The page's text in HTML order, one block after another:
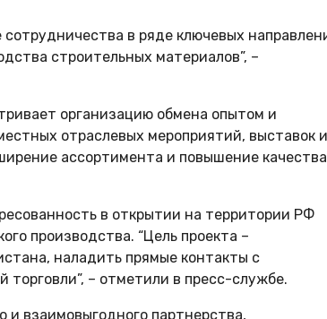
в ряде ключевых
строительных материалов”, –
организацию обмена опытом и
отраслевых мероприятий, выставок и
ассортимента и повышение качества
в открытии на территории РФ
производства. “Цель проекта –
наладить прямые контакты с
– отметили в пресс-службе.
и взаимовыгодного партнерства,